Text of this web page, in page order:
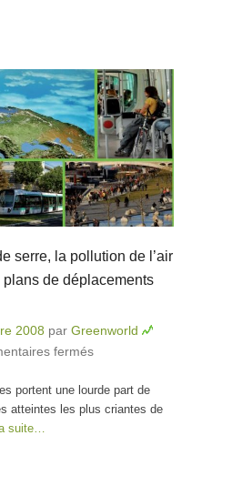
serre, la pollution de l’air
de déplacements
2008 par Greenworld
fermés
la pollution de
l’air et le bruit
portent une lourde part de
atteintes les plus criantes de
suite…